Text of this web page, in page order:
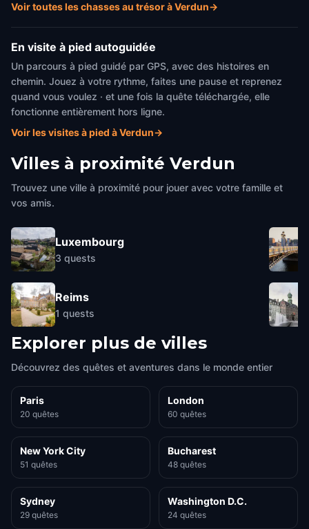
Voir toutes les chasses au trésor à Verdun→
En visite à pied autoguidée
Un parcours à pied guidé par GPS, avec des histoires en
chemin. Jouez à votre rythme, faites une pause et reprenez
quand vous voulez · et une fois la quête téléchargée, elle
fonctionne entièrement hors ligne.
Voir les visites à pied à Verdun→
Villes à proximité Verdun
Trouvez une ville à proximité pour jouer avec votre famille et
vos amis.
Luxembourg
3 quests
Reims
1 quests
Explorer plus de villes
Découvrez des quêtes et aventures dans le monde entier
Paris
20 quêtes
London
60 quêtes
New York City
51 quêtes
Bucharest
48 quêtes
Sydney
29 quêtes
Washington D.C.
24 quêtes